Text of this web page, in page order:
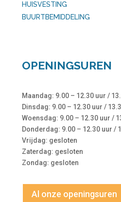
HUISVESTING
BUURTBEMIDDELING
OPENINGSUREN
Maandag: 9.00 – 12.30 uur /
Dinsdag: 9.00 – 12.30 uur /
Woensdag: 9.00 – 12.30 uur /
Donderdag: 9.00 – 12.30 uur /
Vrijdag: gesloten
Zaterdag: gesloten
Zondag: gesloten
Al onze openingsuren